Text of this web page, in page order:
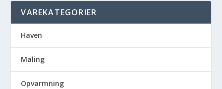
VAREKATEGORIER
Haven
Maling
Opvarmning